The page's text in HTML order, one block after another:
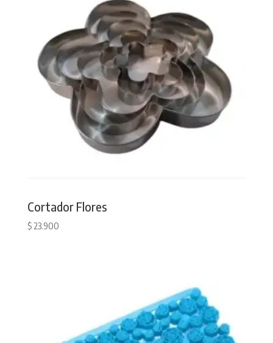
Cortador Flores
$23.900